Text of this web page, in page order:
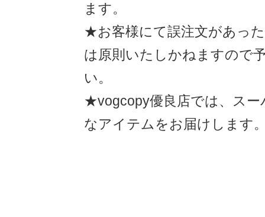
ます。
★お客様にて誤注文があっ
は原則いたしかねますので
い。
★vogcopy優良店では、スー
なアイテムをお届けします